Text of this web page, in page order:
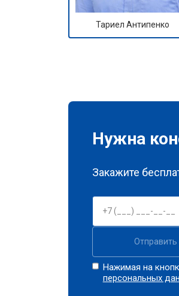
Тариел Антипенко
Нужна
Закажите
Отправить
Нажимая на
персональных